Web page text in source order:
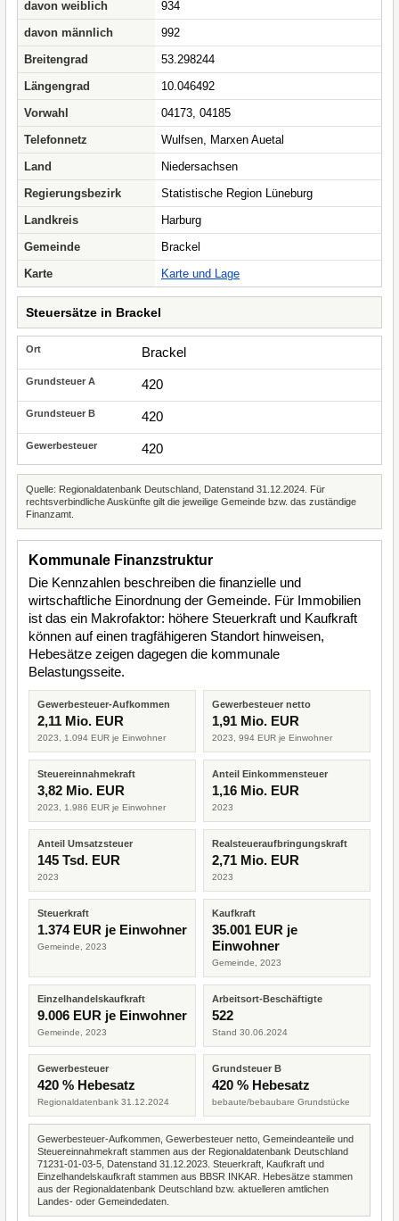
davon weiblich
934
davon männlich
992
Breitengrad
53.298244
Längengrad
10.046492
Vorwahl
04173, 04185
Telefonnetz
Wulfsen, Marxen Auetal
Land
Niedersachsen
Regierungsbezirk
Statistische Region Lüneburg
Landkreis
Harburg
Gemeinde
Brackel
Karte
Karte und Lage
Steuersätze in Brackel
Brackel
420
420
420
Quelle: Regionaldatenbank Deutschland, Datenstand 31.12.2024. Für
rechtsverbindliche Auskünfte gilt die jeweilige Gemeinde bzw. das zuständige
Finanzamt.
Kommunale Finanzstruktur
Die Kennzahlen beschreiben die finanzielle und
wirtschaftliche Einordnung der Gemeinde. Für Immobilien
ist das ein Makrofaktor: höhere Steuerkraft und Kaufkraft
können auf einen tragfähigeren Standort hinweisen,
Hebesätze zeigen dagegen die kommunale
Belastungsseite.
Gewerbesteuer-Aufkommen
2,11 Mio. EUR
2023, 1.094 EUR je Einwohner
Gewerbesteuer netto
1,91 Mio. EUR
2023, 994 EUR je Einwohner
Steuereinnahmekraft
3,82 Mio. EUR
2023, 1.986 EUR je Einwohner
Anteil Einkommensteuer
1,16 Mio. EUR
2023
Anteil Umsatzsteuer
145 Tsd. EUR
2023
Realsteueraufbringungskraft
2,71 Mio. EUR
2023
Steuerkraft
1.374 EUR je Einwohner
Gemeinde, 2023
Kaufkraft
35.001 EUR je
Einwohner
Gemeinde, 2023
Einzelhandelskaufkraft
9.006 EUR je Einwohner
Gemeinde, 2023
Arbeitsort-Beschäftigte
522
Stand 30.06.2024
Gewerbesteuer
420 % Hebesatz
Regionaldatenbank 31.12.2024
Grundsteuer B
420 % Hebesatz
bebaute/bebaubare Grundstücke
Gewerbesteuer-Aufkommen, Gewerbesteuer netto, Gemeindeanteile und
Steuereinnahmekraft stammen aus der Regionaldatenbank Deutschland
71231-01-03-5, Datenstand 31.12.2023. Steuerkraft, Kaufkraft und
Einzelhandelskaufkraft stammen aus BBSR INKAR. Hebesätze stammen
aus der Regionaldatenbank Deutschland bzw. aktuelleren amtlichen
Landes- oder Gemeindedaten.